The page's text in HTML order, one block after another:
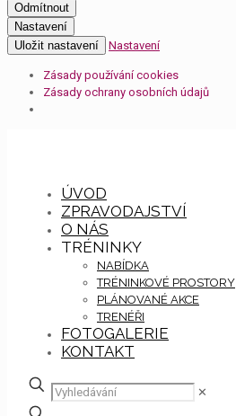
Odmítnout
Nastavení
Uložit nastavení
Nastavení
Zásady používání cookies
Zásady ochrany osobních údajů
ÚVOD
ZPRAVODAJSTVÍ
O NÁS
TRÉNINKY
NABÍDKA
TRÉNINKOVÉ PROSTORY
PLÁNOVANÉ AKCE
TRENÉŘI
FOTOGALERIE
KONTAKT
✕